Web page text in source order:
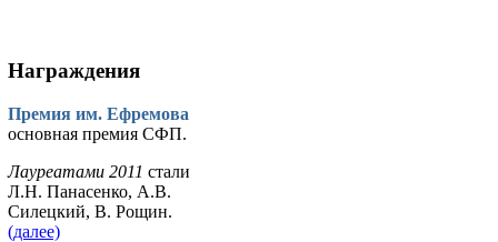
Награждения
Премия им. Ефремова
основная премия СФП.
Лауреатами 2011 стали
Л.Н. Панасенко, А.В.
Силецкий, В. Рощин.
(далее)